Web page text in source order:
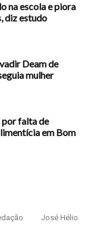
na escola e piora
diz estudo
Deam de
mulher
por falta de
em Bom
José Hélio